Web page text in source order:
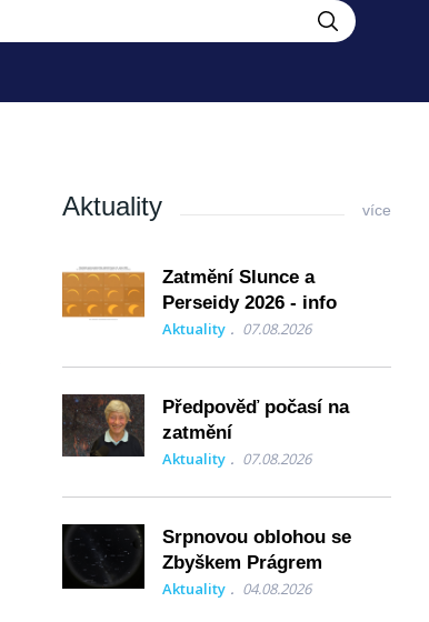
Aktuality více
Zatmění Slunce a
Perseidy 2026 - info
Aktuality 07.08.2026
Předpověď počasí na
zatmění
Aktuality 07.08.2026
Srpnovou oblohou se
Zbyškem Prágrem
Aktuality 04.08.2026